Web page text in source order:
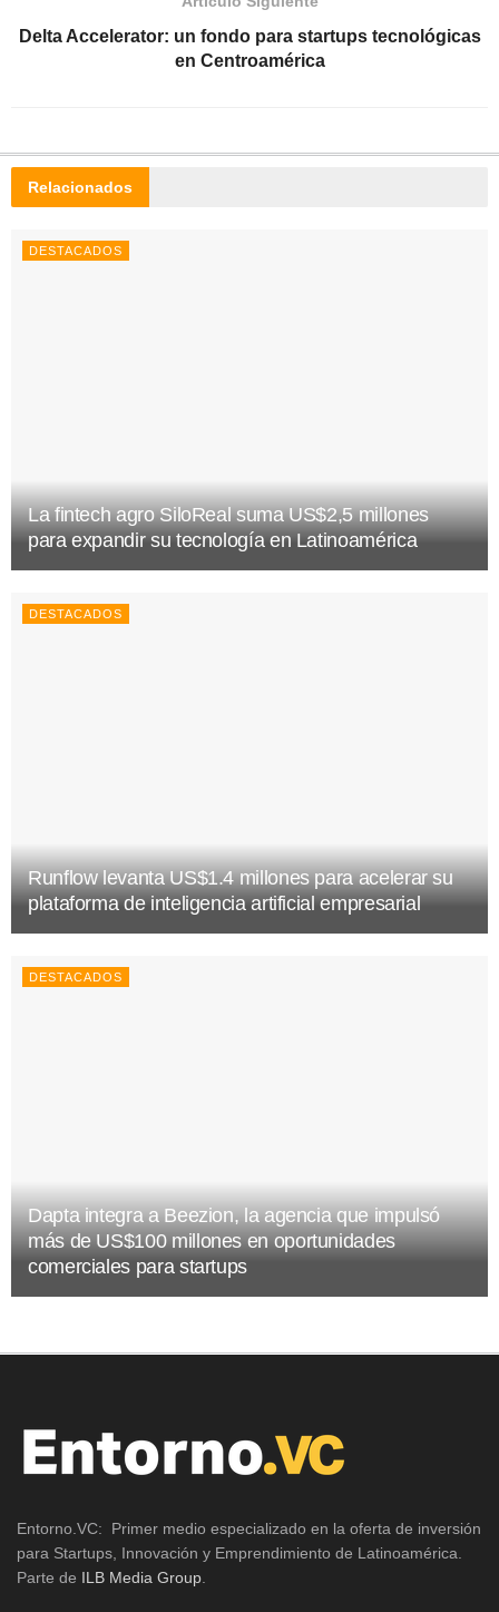
Delta Accelerator: un fondo para startups tecnológicas
en Centroamérica
Relacionados
DESTACADOS
La fintech agro SiloReal suma US$2,5 millones
para expandir su tecnología en Latinoamérica
DESTACADOS
Runflow levanta US$1.4 millones para acelerar su
plataforma de inteligencia artificial empresarial
DESTACADOS
Dapta integra a Beezion, la agencia que impulsó
más de US$100 millones en oportunidades
comerciales para startups
Entorno.VC: Primer medio especializado en la oferta de inversión
para Startups, Innovación y Emprendimiento de Latinoamérica.
Parte de ILB Media Group